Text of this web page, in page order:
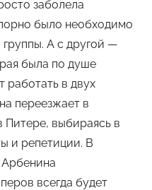
заболела
было необходимо
А с другой —
была по душе
работать в двух
переезжает в
Питере, выбираясь в
и репетиции. В
всегда будет